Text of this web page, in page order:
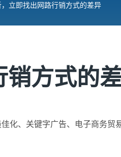
立即找出网路行销方式的差异
销方式的
化、关键字广告、电子商务贸